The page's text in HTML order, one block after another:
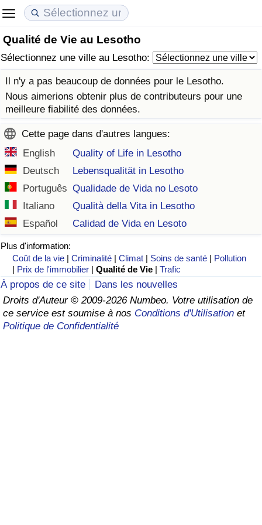
Qualité de Vie au Lesotho
Sélectionnez une ville au Lesotho:
Il n'y a pas beaucoup de données pour le Lesotho.
Nous aimerions obtenir plus de contributeurs pour une
meilleure fiabilité des données.
Cette page dans d'autres langues:
English
Quality of Life in Lesotho
Deutsch
Lebensqualität in Lesotho
Português Qualidade de Vida no Lesoto
Italiano
Qualità della Vita in Lesotho
Español
Calidad de Vida en Lesoto
Plus d'information:
Coût de la vie |Criminalité |Climat | Soins de santé | Pollution
| Prix de l'immobilier |Qualité de Vie |Trafic
À propos de ce site
Dans les nouvelles
Droits d'Auteur © 2009-2026 Numbeo. Votre utilisation de
ce service est soumise à nos Conditions d'Utilisation et
Politique de Confidentialité
Coût de la vie
Indice du Coût de la Vie (Actuel)
Indice du Coût de la Vie
Indice du coût de la vie par pays
à Akaba
Prix de l'immobilier
Indice des Prix de l'immobilier (Actuel)
Indice des Prix de l'immobilier
Indice des Prix de l'immobilier par Pays
Qualité de Vie
Indice de Qualité de Vie (Actuel)
Indice de qualité de vie par pays
Criminalité
Indice de Criminalité (Actuel)
Indice de Criminalité
Indice de criminalité par pays
Soins de santé
Indice des soins de santé (Actuel)